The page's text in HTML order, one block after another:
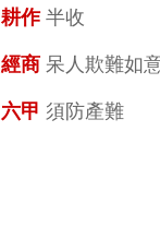
耕作半
經商 呆人欺難如
六甲 須防產